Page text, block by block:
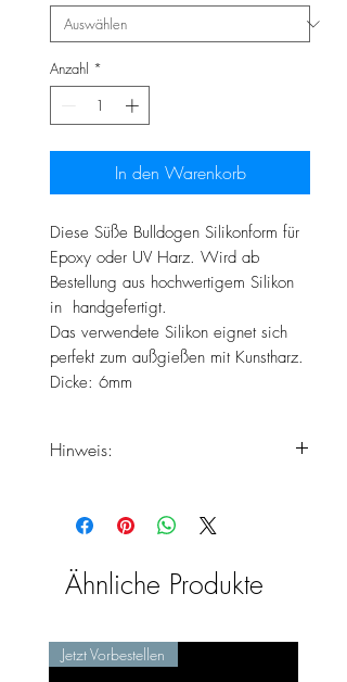
Anzahl *
In den Warenkorb
Diese Süße Bulldogen Silikonform für
Epoxy oder UV Harz. Wird ab
Bestellung aus hochwertigem Silikon
in handgefertigt.
Das verwendete Silikon eignet sich
perfekt zum außgießen mit Kunstharz.
Dicke: 6mm
Hinweis:
Produkte erst zu Ende der
da das Produkt erst frisch
handgefertigt wird.
Ähnliche Produkte
Jetzt Vorbestellen